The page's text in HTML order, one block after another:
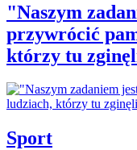
"Naszym
przywrócić
którzy tu
Sport